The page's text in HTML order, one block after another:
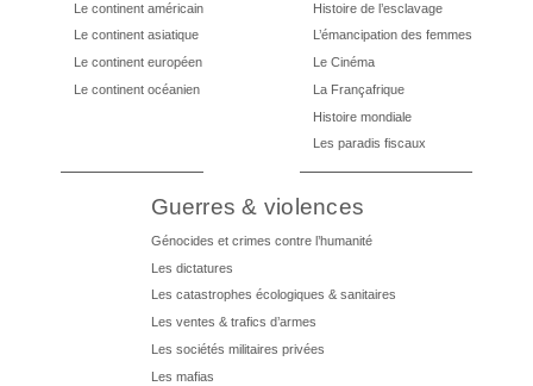
Le continent américain
Le continent asiatique
Le continent européen
Le continent océanien
Histoire de l’esclavage
L’émancipation des femmes
Le Cinéma
La Françafrique
Histoire mondiale
Les paradis fiscaux
Guerres & violences
Génocides et crimes contre l’humanité
Les dictatures
Les catastrophes écologiques & sanitaires
Les ventes & trafics d’armes
Les sociétés militaires privées
Les mafias